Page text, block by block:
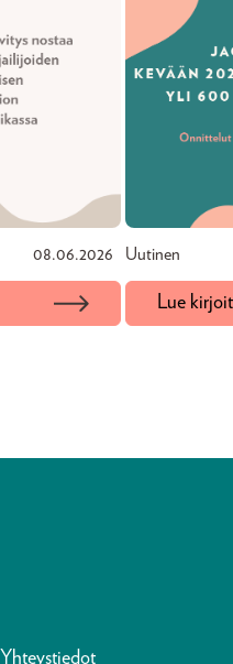
08.06.2026 Uutinen
Lue
Yhteystiedot